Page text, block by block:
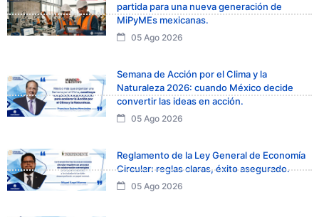
partida para una nueva generación de
MiPyMEs mexicanas.
05 Ago 2026
Semana de Acción por el Clima y la
Naturaleza 2026: cuando México decide
convertir las ideas en acción.
05 Ago 2026
Reglamento de la Ley General de Economía
Circular: reglas claras, éxito asegurado.
05 Ago 2026